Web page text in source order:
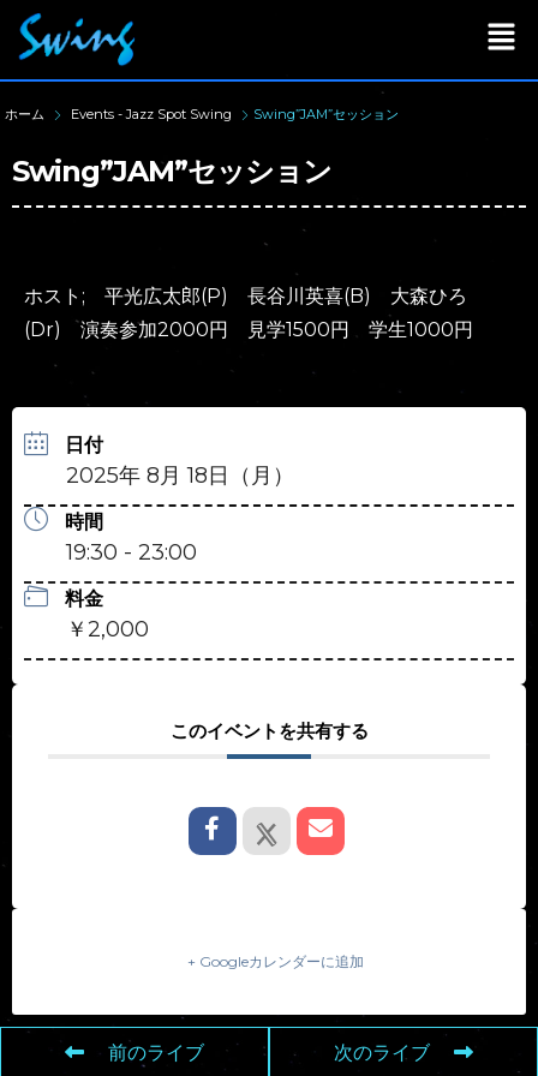
ホーム Events - Jazz Spot Swing Swing”JAM”セッション
Swing”JAM”セッション
ホスト; 平光広太郎(P) 長谷川英喜(B) 大森ひろ
(Dr) 演奏参加2000円 見学1500円 学生1000円
日付
2025年 8月 18日（月）
時間
19:30 - 23:00
料金
￥2,000
このイベントを共有する
+ Googleカレンダーに追加
前のライブ 次のライブ